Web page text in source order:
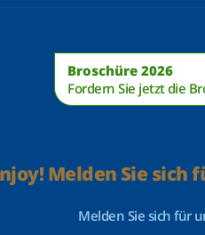
Broschüre 2026
Fordern Sie jetzt die
Melden Sie sich
Melden Sie sich für